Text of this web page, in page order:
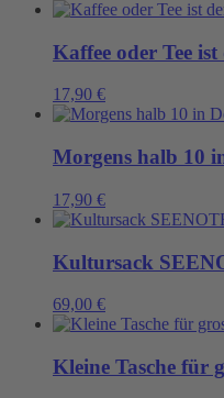
Kaffee oder Tee
17,90 €
Morgens halb 10
17,90 €
Kultursack
69,00 €
Kleine Tasche für